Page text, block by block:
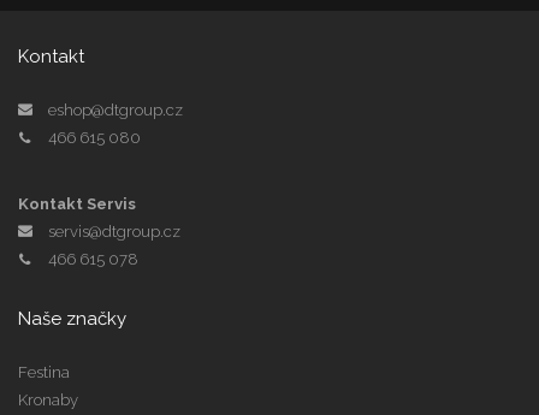
Kontakt
eshop@dtgroup.cz
466 615 080
Kontakt Servis
servis@dtgroup.cz
466 615 078
Naše značky
Festina
Kronaby